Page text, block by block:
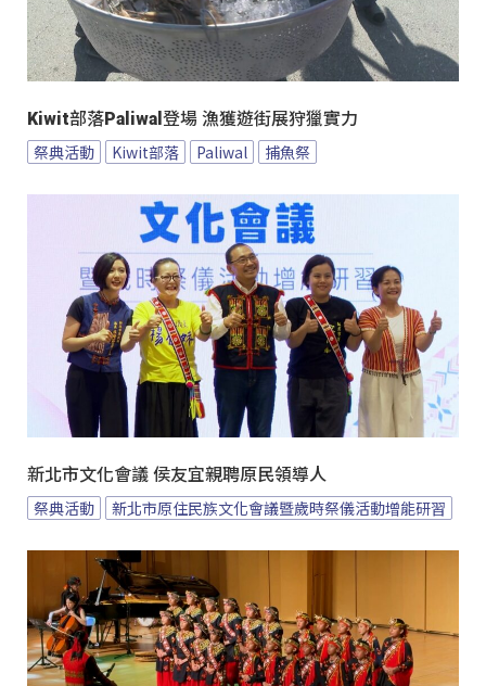
Kiwit部落Paliwal登場 漁獲遊街展狩獵實力
祭典活動 Kiwit部落 Paliwal 捕魚祭
新北市文化會議 侯友宜親聘原民領導人
祭典活動 新北市原住民族文化會議暨歲時祭儀活動增能研習